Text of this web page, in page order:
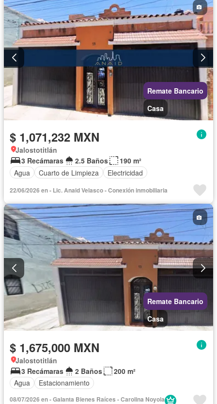
Remate Bancario
Casa
$ 1,071,232 MXN
Jalostotitlán
3 Recámaras
2.5 Baños
190 m²
Agua
Cuarto de Limpieza Electricidad
22/06/2026 en - Lic. Anaid Velasco - Conexión inmobiliaria
Remate Bancario
Casa
$ 1,675,000 MXN
Jalostotitlán
3 Recámaras
2 Baños
200 m²
Agua
Estacionamiento
08/07/2026 en - Galanta Bienes Raíces - Carolina Noyola